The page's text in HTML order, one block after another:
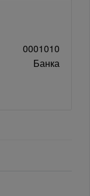
0001010
Банка